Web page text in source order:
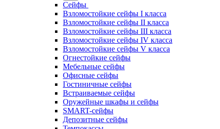
Сейфы
Взломостойкие сейфы I класса
Взломостойкие сейфы II класса
Взломостойкие сейфы III класса
Взломостойкие сейфы IV класса
Взломостойкие сейфы V класса
Огнестойкие сейфы
Мебельные сейфы
Офисные сейфы
Гостиничные сейфы
Встраиваемые сейфы
Оружейные шкафы и сейфы
SMART-сейфы
Депозитные сейфы